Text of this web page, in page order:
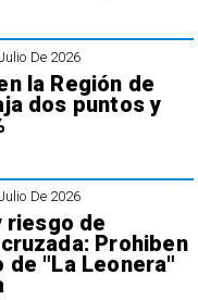
De 2026
la Región de
dos puntos y
De 2026
riesgo de
Prohiben
de "La Leonera"